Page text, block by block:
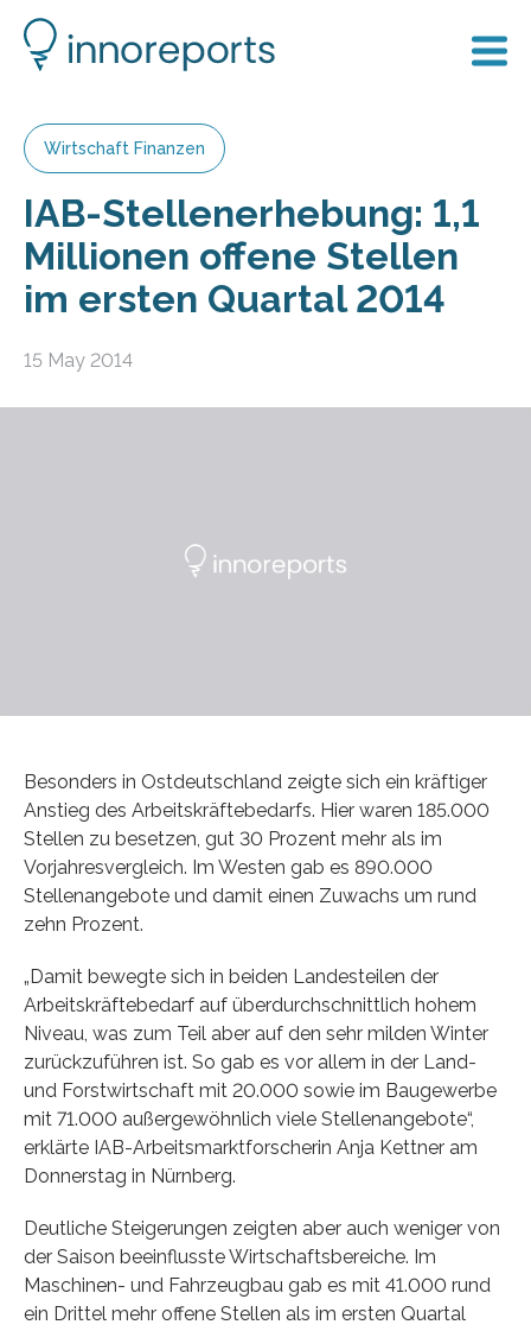
Wirtschaft Finanzen
IAB-Stellenerhebung: 1,1
Millionen offene Stellen
im ersten Quartal 2014
15 May 2014
Besonders in Ostdeutschland zeigte sich ein kräftiger
Anstieg des Arbeitskräftebedarfs. Hier waren 185.000
Stellen zu besetzen, gut 30 Prozent mehr als im
Vorjahresvergleich. Im Westen gab es 890.000
Stellenangebote und damit einen Zuwachs um rund
zehn Prozent.
„Damit bewegte sich in beiden Landesteilen der
Arbeitskräftebedarf auf überdurchschnittlich hohem
Niveau, was zum Teil aber auf den sehr milden Winter
zurückzuführen ist. So gab es vor allem in der Land-
und Forstwirtschaft mit 20.000 sowie im Baugewerbe
mit 71.000 außergewöhnlich viele Stellenangebote“,
erklärte IAB-Arbeitsmarktforscherin Anja Kettner am
Donnerstag in Nürnberg.
Deutliche Steigerungen zeigten aber auch weniger von
der Saison beeinflusste Wirtschaftsbereiche. Im
Maschinen- und Fahrzeugbau gab es mit 41.000 rund
ein Drittel mehr offene Stellen als im ersten Quartal